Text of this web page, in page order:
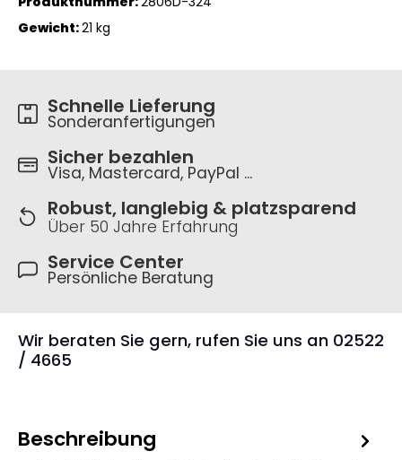
Gewicht:21 kg
Schnelle Lieferung
Sonderanfertigungen
Sicher bezahlen
Visa, Mastercard, PayPal ...
Robust, langlebig & platzsparend
Über 50 Jahre Erfahrung
Service Center
Persönliche Beratung
Wir beraten Sie gern, rufen Sie uns an 02522
/ 4665
Beschreibung